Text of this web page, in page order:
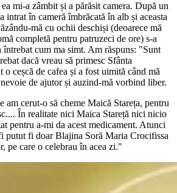
mi-a zâmbit și a părăsit camera. După un
intrat în cameră îmbrăcată în alb și aceasta
mă cu ochii deschiși (deoarece mă
completă pentru patruzeci de ore) s-a
întrebat cum ma simt. Am răspuns: "Sunt
dacă vreau să primesc Sfânta
ceșcă de cafea și a fost uimită când mă
de ajutor și auzind-mă vorbind liber.
am cerut-o să cheme Maică Stareța, pentru
În realitate nici Maica Stareță nici nicio
pentru a-mi da acest medicament. Atunci
putut fi doar Blajina Soră Maria Crocifissa
pe care o celebrau în acea zi."